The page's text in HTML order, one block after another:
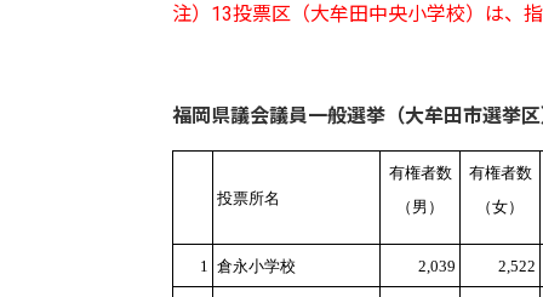
注）13投票区（大牟田中央小学校）は、
福岡県議会議員一般選挙（大牟田市選挙
投票所名
有権者数
（男）
有権者数
（女）
1 倉永小学校 2,039 2,522